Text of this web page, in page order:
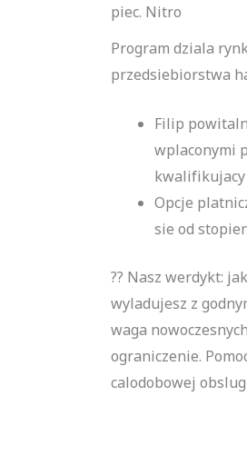
piec. Nitro
Program dziala
przedsiebiorstwa
Filip
wplaconymi
kwalifikujacy
Opcje
sie od
?? Nasz werdykt:
wyladujesz z
waga
ograniczenie.
calodobowej